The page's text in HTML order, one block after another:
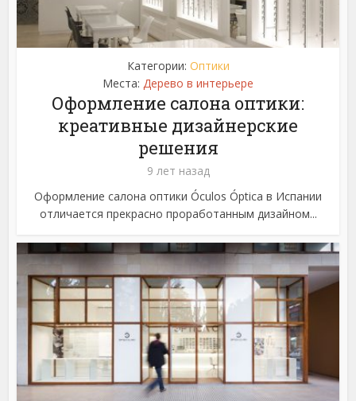
Категории: Оптики
Места: Дерево в интерьере
Оформление салона оптики:
креативные дизайнерские
решения
9 лет назад
Оформление салона оптики Óculos Óptica в Испании
отличается прекрасно проработанным дизайном...